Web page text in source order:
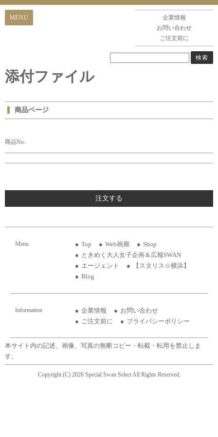
企業情報
お問い合わせ
ご注文前に
添付ファイル
商品ページ
商品No.
注文する
Menu Top Web画廊
Shop
ときめく大人女子企画＆広報SWAN
エージェント
【スタリス☆横浜】
Blog
Information 企業情報
お問い合わせ
ご注文前に
プライバシーポリシー
本サイト内の記述、画像、写真の無断コピー・転載・転用を禁止しま
す。
Copyright (C) 2026 Special Swan Select All Rights Reserved.